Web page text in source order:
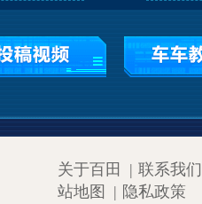
关于百田 | 联系我们
站地图
| 隐私政策